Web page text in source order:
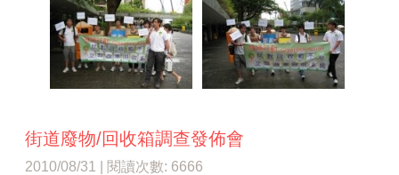
街道廢物/回收箱調查發佈會
2010/08/31 | 閱讀次數: 6666